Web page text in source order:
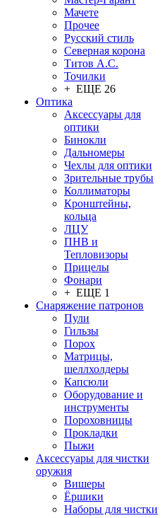
Мачете
Прочее
Русский стиль
Северная корона
Титов А.С.
Точилки
+ ЕЩЕ 26
Оптика
Аксессуары для
оптики
Бинокли
Дальномеры
Чехлы для оптики
Зрительные трубы
Коллиматоры
Кронштейны,
кольца
ЛЦУ
ПНВ и
Тепловизоры
Прицелы
Фонари
+ ЕЩЕ 1
Снаряжение патронов
Пули
Гильзы
Порох
Матрицы,
шеллхолдеры
Капсюли
Оборудование и
инструменты
Пороховницы
Прокладки
Пыжи
Аксессуары для чистки
оружия
Вишеры
Ёршики
Наборы для чистки